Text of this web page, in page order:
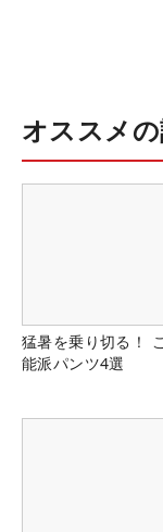
オススメ
猛暑を乗り切る！
能派パンツ4選